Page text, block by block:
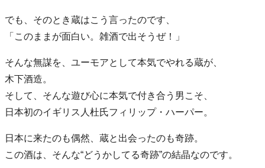
でも、そのとき蔵はこう言ったのです、
「このままが面白い。雑酒で出そうぜ！」
そんな無謀を、ユーモアとして本気でやれる蔵が、
木下酒造。
そして、そんな遊び心に本気で付き合う男こそ、
日本初のイギリス人杜氏フィリップ・ハーパー。
日本に来たのも偶然、蔵と出会ったのも奇跡。
この酒は、そんな“どうかしてる奇跡”の結晶なのです。